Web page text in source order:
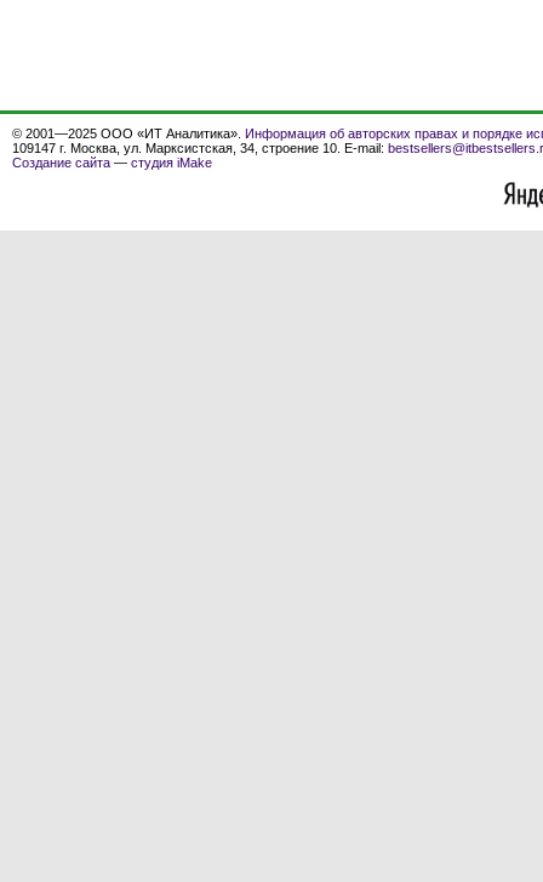
© 2001—2025 ООО «ИТ Аналитика». Информация об авторских правах и порядке
109147 г. Москва, ул. Марксистская, 34, строение 10. E-mail:
Создание сайта — студия iMake